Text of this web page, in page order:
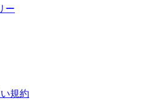
規約